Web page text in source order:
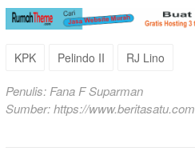
KPK Pelindo II RJ Lino
Penulis: Fana F Suparman
Sumber:https://www.beritasatu.com